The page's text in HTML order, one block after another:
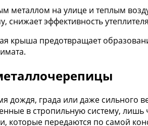
металлом на улице и теплым
эффективность
крыша предотвращает
града или даже сильного
в стропильную систему,
которые передаются по самой